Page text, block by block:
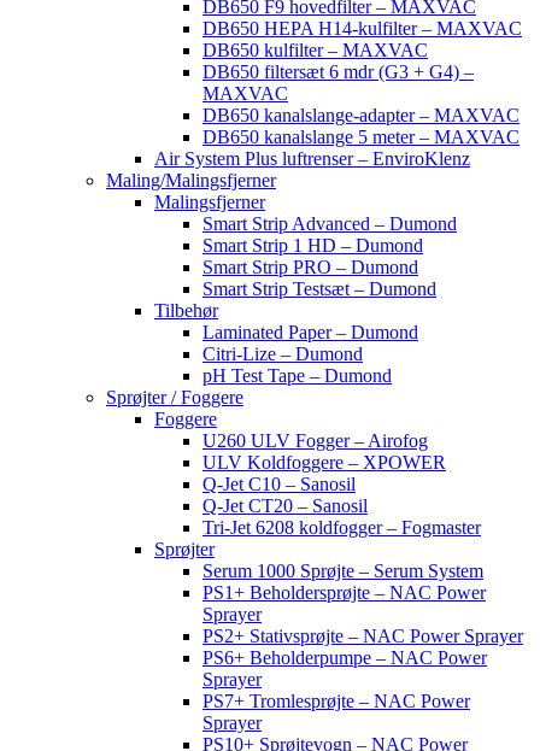
DB650 F9 hovedfilter – MAXVAC
DB650 HEPA H14-kulfilter – MAXVAC
DB650 kulfilter – MAXVAC
DB650 filtersæt 6 mdr (G3 + G4) –
MAXVAC
DB650 kanalslange-adapter – MAXVAC
DB650 kanalslange 5 meter – MAXVAC
Air System Plus luftrenser – EnviroKlenz
Maling/Malingsfjerner
Malingsfjerner
Smart Strip Advanced – Dumond
Smart Strip 1 HD – Dumond
Smart Strip PRO – Dumond
Smart Strip Testsæt – Dumond
Tilbehør
Laminated Paper – Dumond
Citri-Lize – Dumond
pH Test Tape – Dumond
Sprøjter / Foggere
Foggere
U260 ULV Fogger – Airofog
ULV Koldfoggere – XPOWER
Q-Jet C10 – Sanosil
Q-Jet CT20 – Sanosil
Tri-Jet 6208 koldfogger – Fogmaster
Sprøjter
Serum 1000 Sprøjte – Serum System
PS1+ Beholdersprøjte – NAC Power
Sprayer
PS2+ Stativsprøjte – NAC Power Sprayer
PS6+ Beholderpumpe – NAC Power
Sprayer
PS7+ Tromlesprøjte – NAC Power
Sprayer
PS10+ Sprøjtevogn – NAC Power